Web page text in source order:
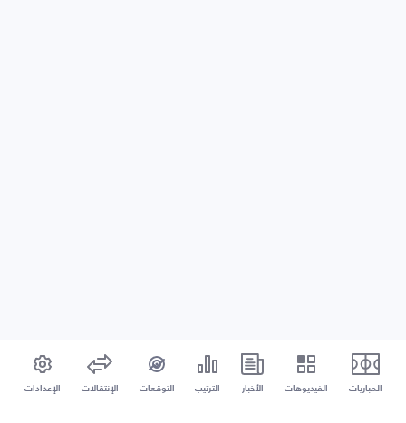
المباريات الفيديوهات الأخبار الترتيب التوقعات الإنتقالات الإعدادات